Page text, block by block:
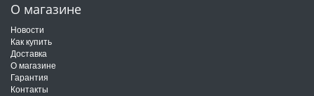
О магазине
Новости
Как купить
Доставка
О магазине
Гарантия
Контакты